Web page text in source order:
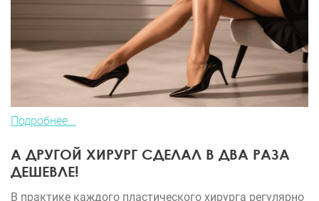
Подробнее...
А ДРУГОЙ ХИРУРГ СДЕЛАЛ В ДВА РАЗА
ДЕШЕВЛЕ!
В практике каждого пластического хирурга регулярно